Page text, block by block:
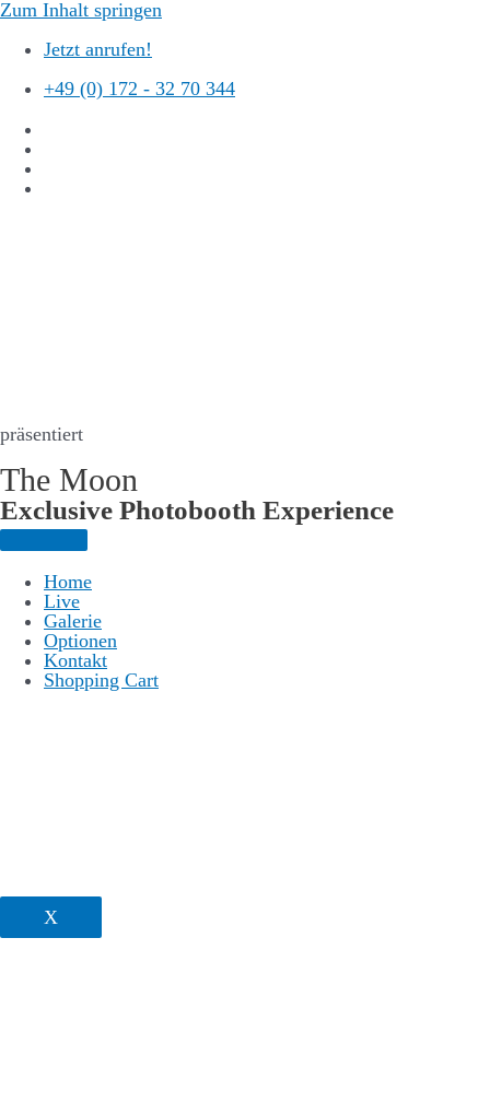
Zum Inhalt springen
Jetzt anrufen!
+49 (0) 172 - 32 70 344
präsentiert
The Moon
Exclusive Photo­booth Experience
Home
Live
Galerie
Optionen
Kontakt
Shopping Cart
X